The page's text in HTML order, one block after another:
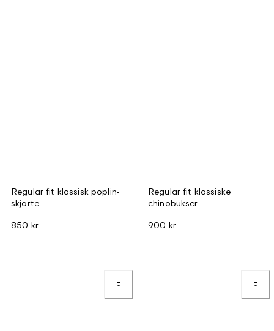
Regular fit klassisk poplin-
skjorte
850 kr
Regular fit klassiske
chinobukser
900 kr